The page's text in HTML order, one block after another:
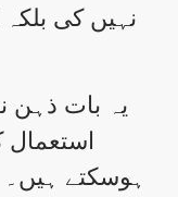
نہیں کی
یہ بات ذہن
استعمال
ہوسکتے